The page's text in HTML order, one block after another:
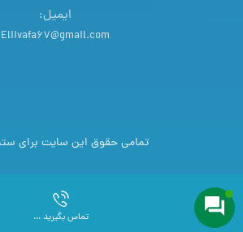
ایمیل:
Eliivafa67@gmail.com
تمامی حقوق این سایت برای
تماس بگیرید ...